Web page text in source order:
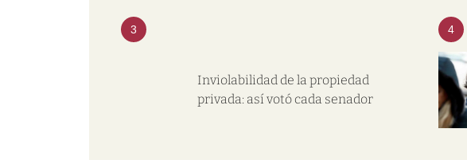
3
Inviolabilidad de la propiedad
privada: así votó cada senador
4